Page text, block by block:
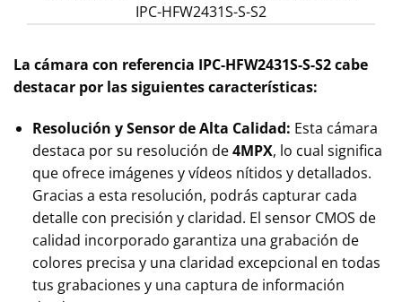
IPC-HFW2431S-S-S2
La cámara con referencia IPC-HFW2431S-S-S2 cabe
destacar por las siguientes características:
Resolución y Sensor de Alta Calidad: Esta cámara
destaca por su resolución de4MPX, lo cual significa
que ofrece imágenes y vídeos nítidos y detallados.
Gracias a esta resolución, podrás capturar cada
detalle con precisión y claridad. El sensor CMOS de
calidad incorporado garantiza una grabación de
colores precisa y una claridad excepcional en todas
tus grabaciones y una captura de información